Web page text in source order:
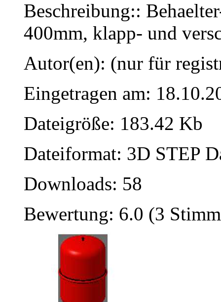
Beschreibung::
400mm, klapp- und
Autor(en): (nur für
Eingetragen am:
Dateigröße: 183.42 Kb
Dateiformat: 3D STEP
Downloads: 58
Bewertung: 6.0 (3